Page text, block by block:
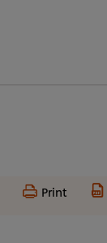
Print